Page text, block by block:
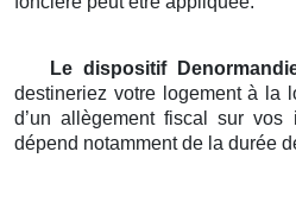
Le dispositif
destineriez votre logement à la
d’un allègement fiscal sur
dépend notamment de la durée